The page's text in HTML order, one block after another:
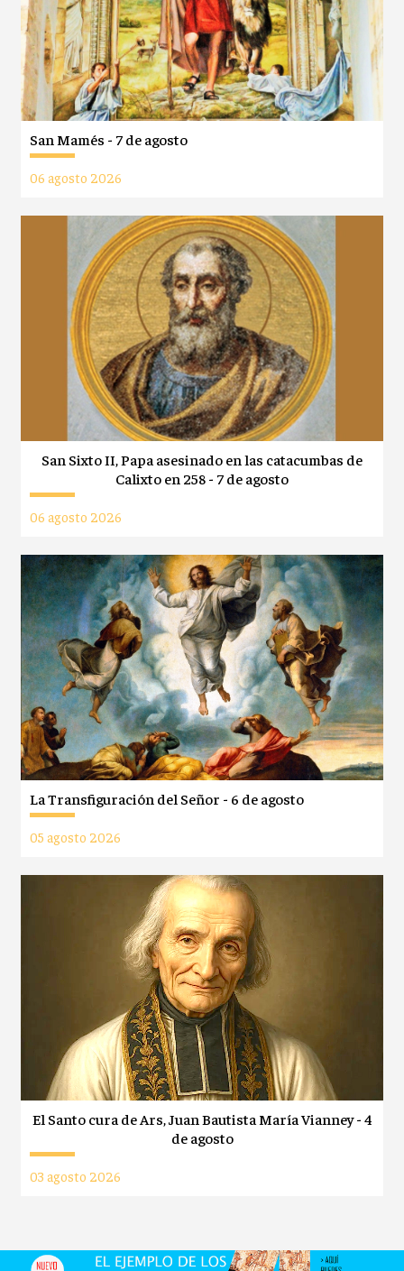
San Mamés - 7 de agosto
06 agosto 2026
San Sixto II, Papa asesinado en las catacumbas de
Calixto en 258 - 7 de agosto
06 agosto 2026
La Transfiguración del Señor - 6 de agosto
05 agosto 2026
El Santo cura de Ars, Juan Bautista María Vianney - 4
de agosto
03 agosto 2026